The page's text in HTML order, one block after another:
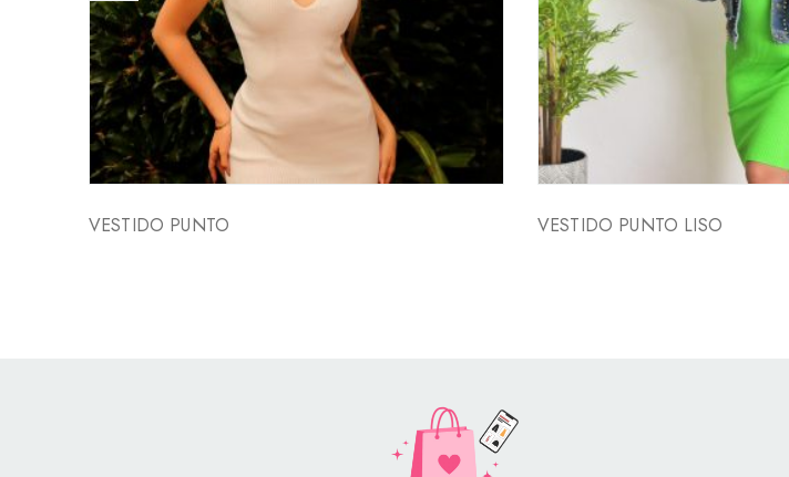
VESTIDO PUNTO VESTIDO PUNTO LISO